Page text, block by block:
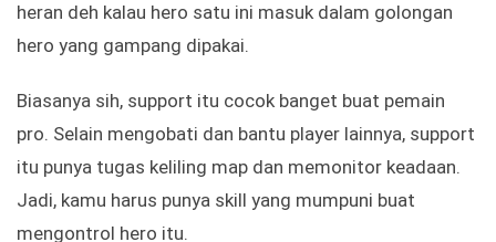
heran deh kalau hero satu ini masuk dalam golongan
hero yang gampang dipakai.
Biasanya sih, support itu cocok banget buat pemain
pro. Selain mengobati dan bantu player lainnya, support
itu punya tugas keliling map dan memonitor keadaan.
Jadi, kamu harus punya skill yang mumpuni buat
mengontrol hero itu.